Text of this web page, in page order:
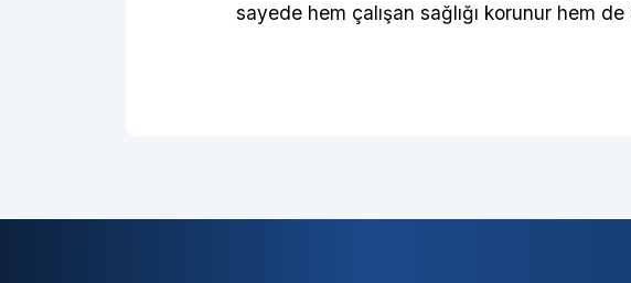
sayede hem çalışan sağlığı korunur hem